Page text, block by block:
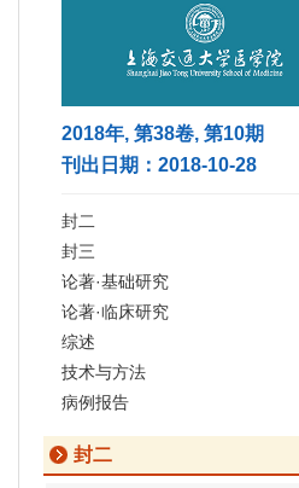
2018年, 第38卷, 第10期
刊出日期：2018-10-28
封二
封三
论著·基础研究
论著·临床研究
综述
技术与方法
病例报告
封二